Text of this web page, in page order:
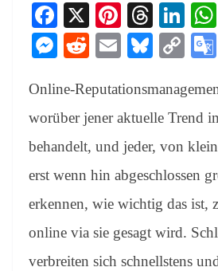
Fa
ce
bo
ok
X
Pi
nt
er
es
t
T
hr
ea
ds
Li
nk
ed
In
M
se
ng
er
R
di
t
E
ail
Bl
sk
y
C
y
Li
nk
Online-
worüber jener aktuelle Trend
behandelt, und jeder, von
erst wenn hin abgeschlossen
erkennen, wie wichtig das ist,
online via sie gesagt wird.
verbreiten sich schnellstens